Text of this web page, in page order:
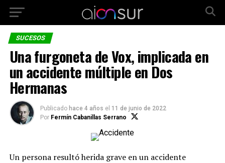
SUCESOS
Una furgoneta de Vox, implicada en
un accidente múltiple en Dos
Hermanas
Publicado hace 4 años el 11 de junio de 2022
Por Fermín Cabanillas Serrano
Un persona resultó herida grave en un accidente